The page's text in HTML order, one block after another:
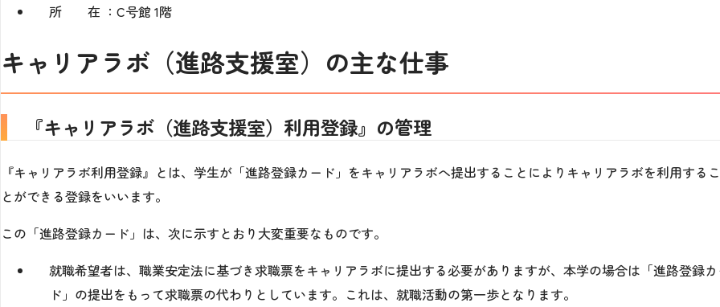
所 在 ：C号館 1階
キャリアラボ（進路支援室）の主な仕事
『キャリアラボ（進路支援室）利用登録』の管理
『キャリアラボ利用登録』とは、学生が「進路登録カード」をキャリアラボへ提出することによりキャリアラボを利用するこ
とができる登録をいいます。
この「進路登録カード」は、次に示すとおり大変重要なものです。
就職希望者は、職業安定法に基づき求職票をキャリアラボに提出する必要がありますが、本学の場合は「進路登録カ
ド」の提出をもって求職票の代わりとしています。これは、就職活動の第一歩となります。